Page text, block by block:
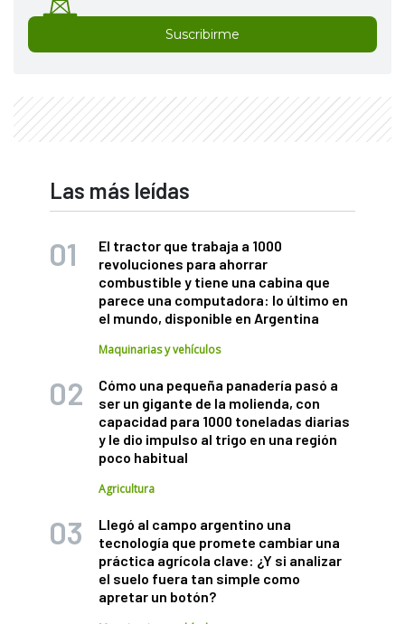
Suscribirme
Las más leídas
El tractor que trabaja a 1000
revoluciones para ahorrar
combustible y tiene una cabina que
parece una computadora: lo último en
el mundo, disponible en Argentina
Maquinarias y vehículos
Cómo una pequeña panadería pasó a
ser un gigante de la molienda, con
capacidad para 1000 toneladas diarias
y le dio impulso al trigo en una región
poco habitual
Agricultura
Llegó al campo argentino una
tecnología que promete cambiar una
práctica agrícola clave: ¿Y si analizar
el suelo fuera tan simple como
apretar un botón?